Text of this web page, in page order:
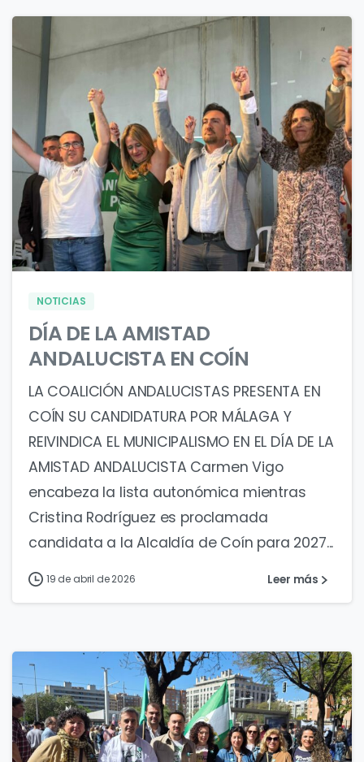
0 2
NOTICIAS
DÍA DE LA AMISTAD
ANDALUCISTA EN COÍN
LA COALICIÓN ANDALUCISTAS PRESENTA EN
COÍN SU CANDIDATURA POR MÁLAGA Y
REIVINDICA EL MUNICIPALISMO EN EL DÍA DE LA
AMISTAD ANDALUCISTA Carmen Vigo
encabeza la lista autonómica mientras
Cristina Rodríguez es proclamada
candidata a la Alcaldía de Coín para 2027...
19 de abril de 2026 Leer más